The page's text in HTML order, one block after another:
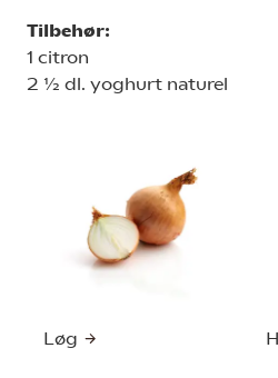
Tilbehør:
1 citron
2 ½ dl. yoghurt naturel
Løg